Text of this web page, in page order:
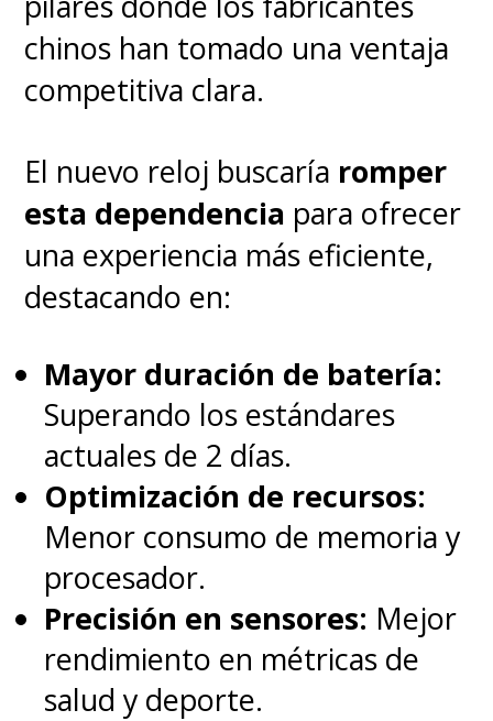
chinos han tomado una ventaja
competitiva clara.
El nuevo reloj buscaría romper
esta dependencia para ofrecer
una experiencia más eficiente,
destacando en:
Mayor duración de batería:
Superando los estándares
actuales de 2 días.
Optimización de recursos:
Menor consumo de memoria y
procesador.
Precisión en sensores: Mejor
rendimiento en métricas de
salud y deporte.